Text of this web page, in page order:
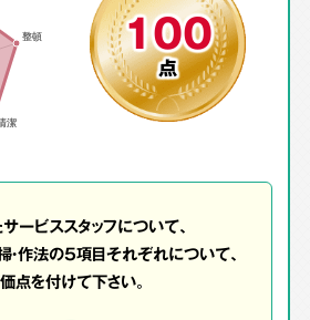
100
点
ービススタッフについて、
掃・作法の5項目それぞれについて、
点を付けて下さい。